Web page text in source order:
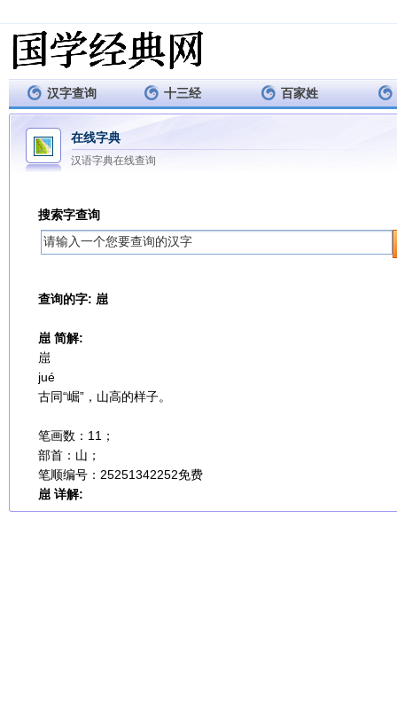
汉字查询 十三经 百家姓
在线字典
汉语字典在线查询
搜索字查询
查询的字: 崫
崫 简解:
崫
jué
古同“崛”，山高的样子。
笔画数：11；
部首：山；
笔顺编号：25251342252免费
崫 详解: